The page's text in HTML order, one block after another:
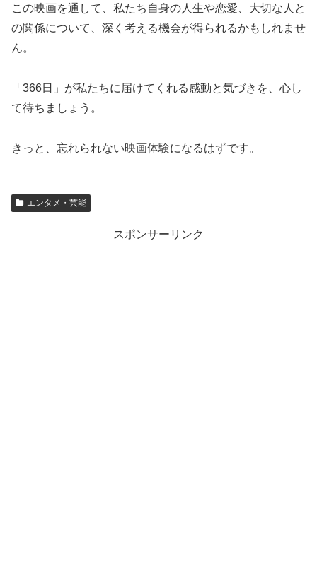
この映画を通して、私たち自身の人生や恋愛、大切な人と
の関係について、深く考える機会が得られるかもしれませ
ん。
「366日」が私たちに届けてくれる感動と気づきを、心し
て待ちましょう。
きっと、忘れられない映画体験になるはずです。
エンタメ・芸能
スポンサーリンク